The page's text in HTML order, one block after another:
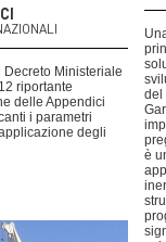
Decreto Ministeriale
riportante
delle Appendici
i parametri
degli
del
è